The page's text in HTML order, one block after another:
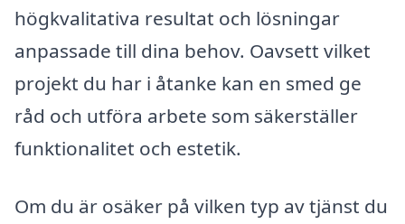
högkvalitativa resultat och lösningar
anpassade till dina behov. Oavsett vilket
projekt du har i åtanke kan en smed ge
råd och utföra arbete som säkerställer
funktionalitet och estetik.
Om du är osäker på vilken typ av tjänst du